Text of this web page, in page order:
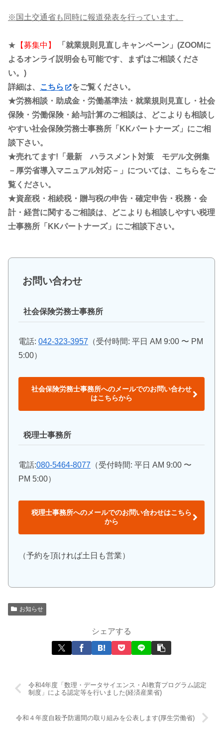
※国土交通省も同時に報道発表を行っています。
★ 【募集中】
「就業規則見直しキャンペーン」(ZOOMに
よるオンライ説明会も可能です、まずはご相談くださ
い。)
詳細は、
こちら
をご覧ください。
★労務相談・助成金・労働基準法・就業規則見直し・社会
保険・労働保険・給与計算のご相談は、どこよりも相談し
やすい社会保険労務士事務所「KKパートナーズ」にご相
談下さい。
★売れてます!「最新 ハラスメント対策 モデル文例集
－厚労省導入マニュアル対応－」については、こちらをご
覧ください。
★資産税・相続税・贈与税の申告・確定申告・税務・会
計・経営に関するご相談は、どこよりも相談しやすい税理
士事務所「KKパートナーズ」にご相談下さい。
お問い合わせ
社会保険労務士事務所
電話: 042-323-3957 （受付時間: 平日 AM 9:00 〜 PM
5:00）
社会保険労務士事務所へのメールでのお問い合わせ
はこちらから
税理士事務所
電話:080-5464-8077 （受付時間: 平日 AM 9:00 〜
PM 5:00）
税理士事務所へのメールでのお問い合わせはこちら
から
（予約を頂ければ土日も営業）
お知らせ
シェアする
令和4年度「数理・データサイエンス・AI教育プログラム認定
制度」による認定等を行いました(経済産業省)
令和４年度自殺予防週間の取り組みを公表します(厚生労働省)